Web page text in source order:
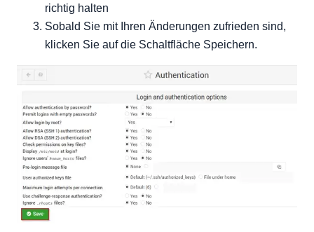
richtig halten
Sobald Sie mit Ihren Änderungen zufrieden sind,
klicken Sie auf die Schaltfläche Speichern.